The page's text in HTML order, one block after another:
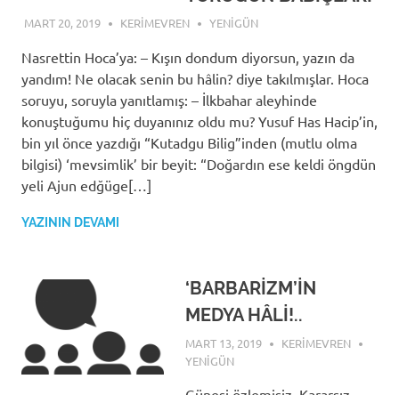
MART 20, 2019 KERIMEVREN YENIGÜN
Nasrettin Hoca’ya: – Kışın dondum diyorsun, yazın da
yandım! Ne olacak senin bu hâlin? diye takılmışlar. Hoca
soruyu, soruyla yanıtlamış: – İlkbahar aleyhinde
konuştuğumu hiç duyanınız oldu mu? Yusuf Has Hacip’in,
bin yıl önce yazdığı “Kutadgu Bilig”inden (mutlu olma
bilgisi) ‘mevsimlik’ bir beyit: “Doğardın ese keldi öngdün
yeli Ajun edğüge[…]
YAZININ DEVAMI
‘BARBARİZM’İN
MEDYA HÂLİ!..
MART 13, 2019
KERIMEVREN
YENIGÜN